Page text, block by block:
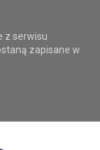
z serwisu
zapisane w